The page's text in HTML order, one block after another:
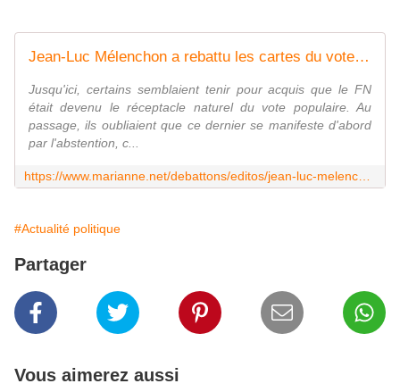
Jean-Luc Mélenchon a rebattu les cartes du vote populaire
Jusqu'ici, certains semblaient tenir pour acquis que le FN
était devenu le réceptacle naturel du vote populaire. Au
passage, ils oubliaient que ce dernier se manifeste d'abord
par l'abstention, c...
#Actualité politique
Partager
Vous aimerez aussi